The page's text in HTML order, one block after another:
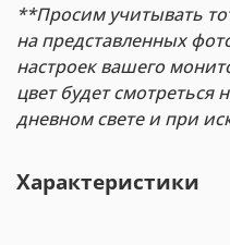
**Просим учитывать
на представленных
настроек вашего
цвет будет смотреться
дневном свете и при
Характеристики